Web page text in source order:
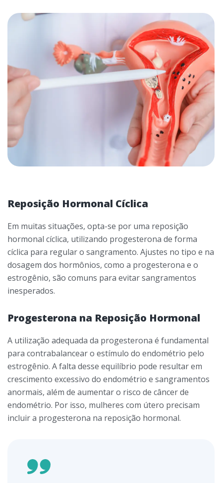
Reposição Hormonal Cíclica
Em muitas situações, opta-se por uma reposição
hormonal cíclica, utilizando progesterona de forma
cíclica para regular o sangramento. Ajustes no tipo e na
dosagem dos hormônios, como a progesterona e o
estrogênio, são comuns para evitar sangramentos
inesperados.
Progesterona na Reposição Hormonal
A utilização adequada da progesterona é fundamental
para contrabalancear o estímulo do endométrio pelo
estrogênio. A falta desse equilíbrio pode resultar em
crescimento excessivo do endométrio e sangramentos
anormais, além de aumentar o risco de câncer de
endométrio. Por isso, mulheres com útero precisam
incluir a progesterona na reposição hormonal.